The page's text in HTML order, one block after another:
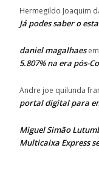
Hermegildo Joaquim
Já podes saber o
daniel magalhaesem
5.807% na era pós-
Andre joe quilunda
portal digital para
Miguel Simão
Multicaixa Express